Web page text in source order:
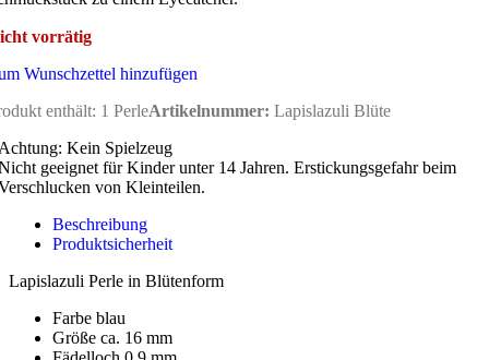
vorrätig
Wunschzettel hinzufügen
enthält: 1 PerleArtikelnummer: Lapislazuli Blüte
Kein Spielzeug
geeignet für Kinder unter 14 Jahren. Erstickungsgefahr beim
von Kleinteilen.
Beschreibung
Produktsicherheit
Lapislazuli Perle in Blütenform
Farbe blau
Größe ca. 16 mm